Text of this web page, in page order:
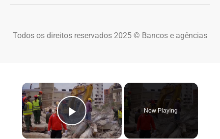
Todos os direitos reservados 2025 © Bancos e agências
×
Play Video
Now Playing